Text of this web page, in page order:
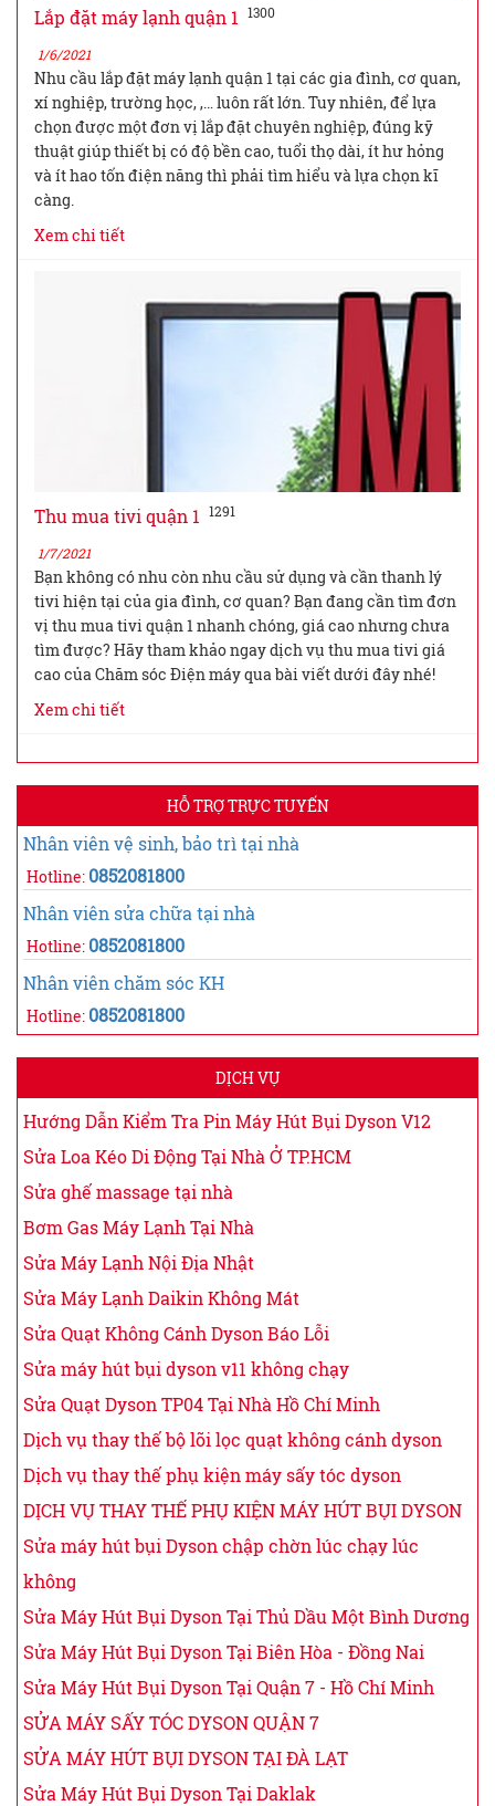
Lắp đặt máy lạnh quận 1 1300
1/6/2021
Nhu cầu lắp đặt máy lạnh quận 1 tại các gia đình, cơ quan,
xí nghiệp, trường học, ,… luôn rất lớn. Tuy nhiên, để lựa
chọn được một đơn vị lắp đặt chuyên nghiệp, đúng kỹ
thuật giúp thiết bị có độ bền cao, tuổi thọ dài, ít hư hỏng
và ít hao tốn điện năng thì phải tìm hiểu và lựa chọn kĩ
càng.
Xem chi tiết
Thu mua tivi quận 1 1291
1/7/2021
Bạn không có nhu còn nhu cầu sử dụng và cần thanh lý
tivi hiện tại của gia đình, cơ quan? Bạn đang cần tìm đơn
vị thu mua tivi quận 1 nhanh chóng, giá cao nhưng chưa
tìm được? Hãy tham khảo ngay dịch vụ thu mua tivi giá
cao của Chăm sóc Điện máy qua bài viết dưới đây nhé!
Xem chi tiết
HỖ TRỢ TRỰC TUYẾN
Nhân viên vệ sinh, bảo trì tại nhà
Hotline: 0852081800
Nhân viên sửa chữa tại nhà
Hotline: 0852081800
Nhân viên chăm sóc KH
Hotline: 0852081800
DỊCH VỤ
Hướng Dẫn Kiểm Tra Pin Máy Hút Bụi Dyson V12
Sửa Loa Kéo Di Động Tại Nhà Ở TP.HCM
Sửa ghế massage tại nhà
Bơm Gas Máy Lạnh Tại Nhà
Sửa Máy Lạnh Nội Địa Nhật
Sửa Máy Lạnh Daikin Không Mát
Sửa Quạt Không Cánh Dyson Báo Lỗi
Sửa máy hút bụi dyson v11 không chạy
Sửa Quạt Dyson TP04 Tại Nhà Hồ Chí Minh
Dịch vụ thay thế bộ lõi lọc quạt không cánh dyson
Dịch vụ thay thế phụ kiện máy sấy tóc dyson
DỊCH VỤ THAY THẾ PHỤ KIỆN MÁY HÚT BỤI DYSON
Sửa máy hút bụi Dyson chập chờn lúc chạy lúc
không
Sửa Máy Hút Bụi Dyson Tại Thủ Dầu Một Bình Dương
Sửa Máy Hút Bụi Dyson Tại Biên Hòa - Đồng Nai
Sửa Máy Hút Bụi Dyson Tại Quận 7 - Hồ Chí Minh
SỬA MÁY SẤY TÓC DYSON QUẬN 7
SỬA MÁY HÚT BỤI DYSON TẠI ĐÀ LẠT
Sửa Máy Hút Bụi Dyson Tại Daklak